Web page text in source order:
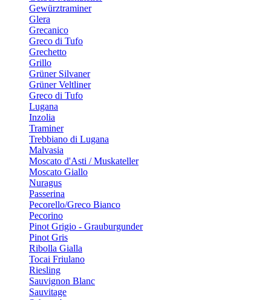
Gewürztraminer
Glera
Grecanico
Greco di Tufo
Grechetto
Grillo
Grüner Silvaner
Grüner Veltliner
Greco di Tufo
Lugana
Inzolia
Traminer
Trebbiano di Lugana
Malvasia
Moscato d'Asti / Muskateller
Moscato Giallo
Nuragus
Passerina
Pecorello/Greco Bianco
Pecorino
Pinot Grigio - Grauburgunder
Pinot Gris
Ribolla Gialla
Tocai Friulano
Riesling
Sauvignon Blanc
Sauvitage